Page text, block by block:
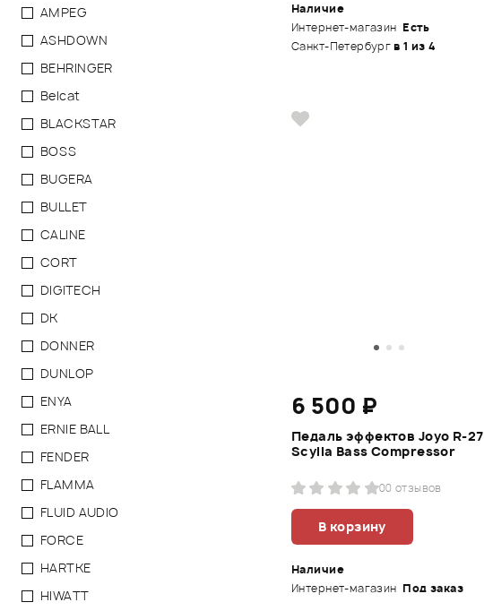
AMPEG
ASHDOWN
BEHRINGER
Belcat
BLACKSTAR
BOSS
BUGERA
BULLET
CALINE
CORT
DIGITECH
DK
DONNER
DUNLOP
ENYA
ERNIE BALL
FENDER
FLAMMA
FLUID AUDIO
FORCE
HARTKE
HIWATT
Наличие
Интернет-магазин Есть
Санкт-Петербургв 1 из 4
6 500 ₽
Педаль эффектов Joyo R-27
Scylla Bass Compressor
00 отзывов
В корзину
Наличие
Интернет-магазин Под заказ